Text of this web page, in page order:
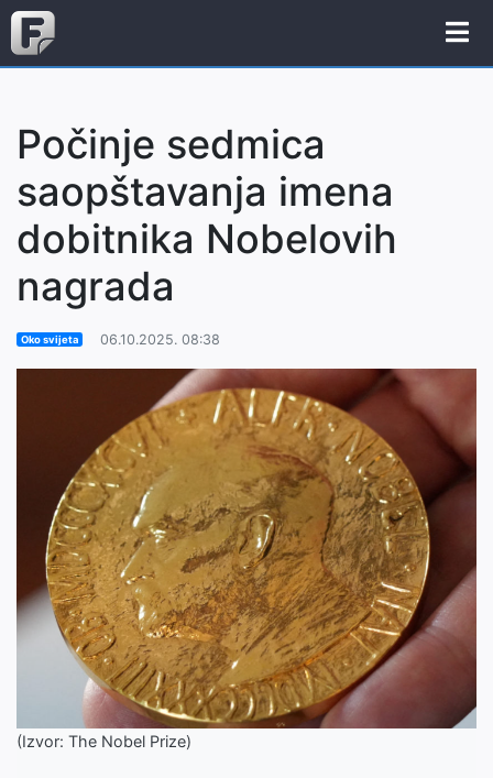
Počinje sedmica
saopštavanja imena
dobitnika Nobelovih
nagrada
Oko svijeta 06.10.2025. 08:38
(Izvor: The Nobel Prize)